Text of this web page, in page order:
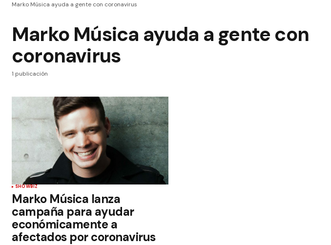
Marko Música ayuda a gente con coronavirus
Marko Música ayuda a gente con
coronavirus
1 publicación
SHOWBIZ
Marko Música lanza
campaña para ayudar
económicamente a
afectados por coronavirus